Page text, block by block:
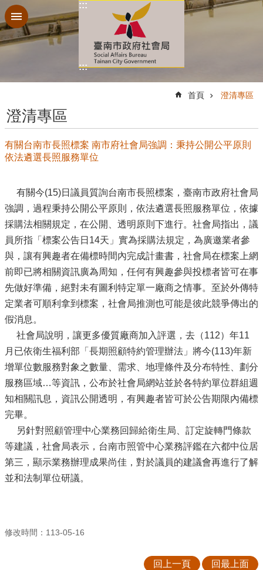
跳到主要內容區塊
:::
:::
首頁 澄清專區
澄清專區
有關台南市長照標案 南市府社會局強調：秉持公開公平原則
依法遴選長照服務單位
有關今(15)日議員質詢台南市長照標案，臺南市政府社會局
強調，過程秉持公開公平原則，依法遴選長照服務單位，依據
採購法相關規定，在公開、透明原則下進行。社會局指出，議
員所指「標案公告日14天」實為採購法規定，為廣邀業者參
與，讓有興趣者在備標時間內完成計畫書，社會局在標案上網
前即已將相關資訊廣為周知，任何有興趣參與投標者皆可在事
先做好準備，絕對未有圖利特定單一廠商之情事。至於外傳特
定業者可順利拿到標案，社會局推測也可能是彼此競爭傳出的
假消息。
社會局說明，讓更多優質廠商加入評選，去（112）年11
月已依衛生福利部「長期照顧特約管理辦法」將今(113)年新
增單位數服務對象之數量、需求、地理條件及分布特性、劃分
服務區域…等資訊，公布於社會局網站並於各特約單位群組週
知相關訊息，資訊公開透明，有興趣者皆可於公告期限內備標
完畢。
另針對照顧管理中心業務回歸給衛生局、訂定旋轉門條款
等建議，社會局表示，台南市照管中心業務評鑑在六都中位居
第三，顯示業務辦理成果尚佳，對於議員的建議會再進行了解
並和法制單位研議。
修改時間：113-05-16
回上一頁 回最上面